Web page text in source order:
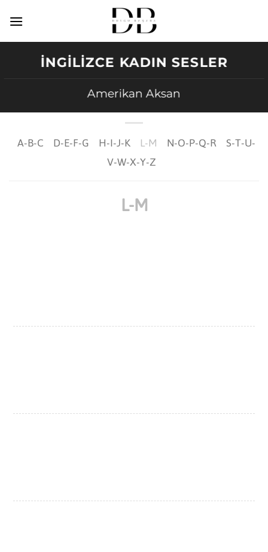
atla
İNGILIZCE KADIN SESLER
Amerikan Aksan
A-B-C D-E-F-G H-I-J-K L-M N-O-P-Q-R S-T-U-
V-W-X-Y-Z
L-M